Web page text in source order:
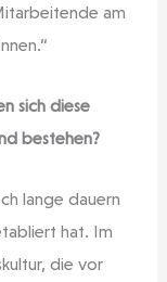
am
sich diese
bestehen?
lange dauern
hat. Im
die vor